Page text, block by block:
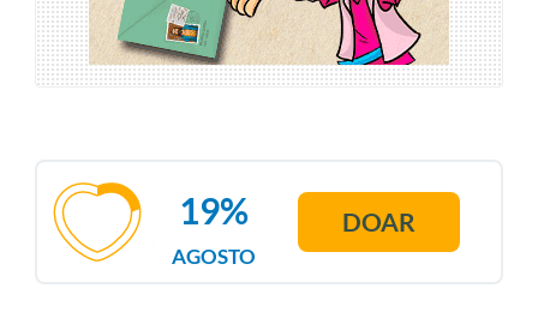
AGOSTO
19% DOAR